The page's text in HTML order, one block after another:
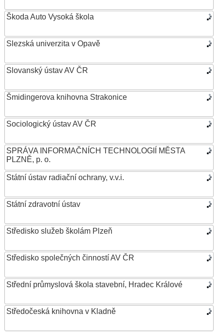
Škoda Auto Vysoká škola
Slezská univerzita v Opavě
Slovanský ústav AV ČR
Šmidingerova knihovna Strakonice
Sociologický ústav AV ČR
SPRÁVA INFORMAČNÍCH TECHNOLOGIÍ MĚSTA
PLZNĚ, p. o.
Státní ústav radiační ochrany, v.v.i.
Státní zdravotní ústav
Středisko služeb školám Plzeň
Středisko společných činností AV ČR
Střední průmyslová škola stavební, Hradec Králové
Středočeská knihovna v Kladně